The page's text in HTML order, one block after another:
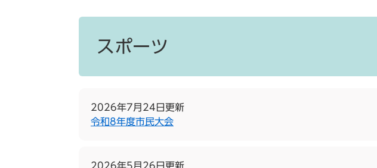
スポーツ
2026年7月24日更新
令和8年度市民大会
2026年5月26日更新